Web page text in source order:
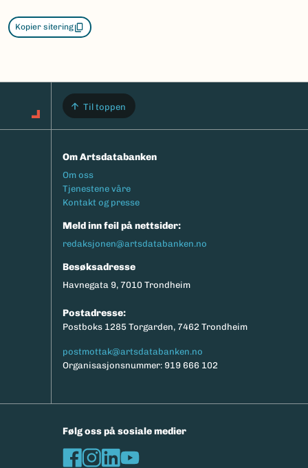
Kopier sitering
Til toppen
Om Artsdatabanken
Footermeny
Om oss
Tjenestene våre
Kontakt og presse
Meld inn feil på nettsider:
redaksjonen@artsdatabanken.no
Besøksadresse
Havnegata 9, 7010 Trondheim
Postadresse:
Postboks 1285 Torgarden, 7462 Trondheim
postmottak@artsdatabanken.no
Organisasjonsnummer: 919 666 102
Følg oss på sosiale medier